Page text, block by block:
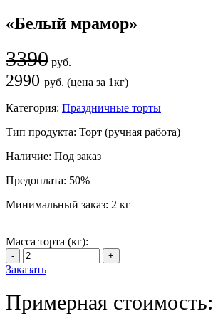
«Белый мрамор»
3390руб.
2990 руб. (цена за 1кг)
Категория: Праздничные торты
Тип продукта: Торт (ручная работа)
Наличие: Под заказ
Предоплата: 50%
Минимальный заказ: 2 кг
Масса торта (кг):
Заказать
Примерная